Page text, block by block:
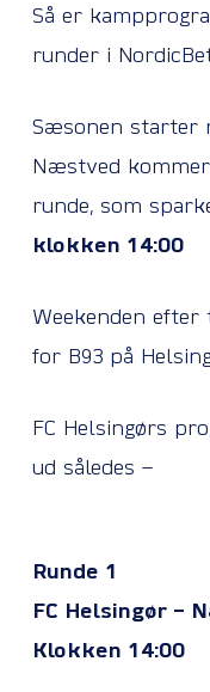
Så er
runder i
Sæsonen starter
Næstved
runde, som
klokken 14:00
Weekenden
for B93 på
FC Helsingørs
ud således –
Runde 1
FC Helsingør –
Klokken 14:00